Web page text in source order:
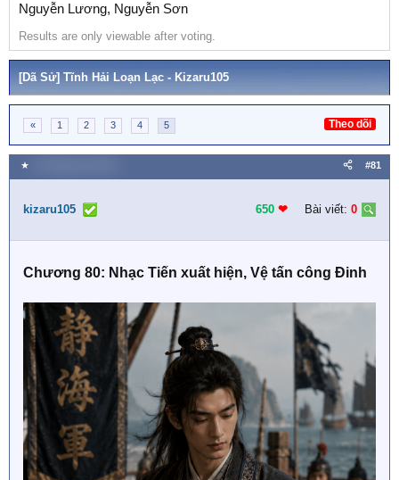
Nguyễn Lương, Nguyễn Sơn
Results are only viewable after voting.
[Dã Sử] Tĩnh Hải Loạn Lạc - Kizaru105
« 1 2 3 4 5 Theo dõi
★ #81
kizaru105 650 ❤︎ Bài viết: 0
Chương 80: Nhạc Tiến xuất hiện, Vệ tấn công Đinh